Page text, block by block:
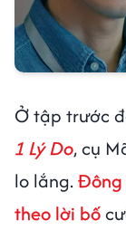
Ở tập trước
1 Lý Do, cụ
lo lắng.Đông
theo lời bố